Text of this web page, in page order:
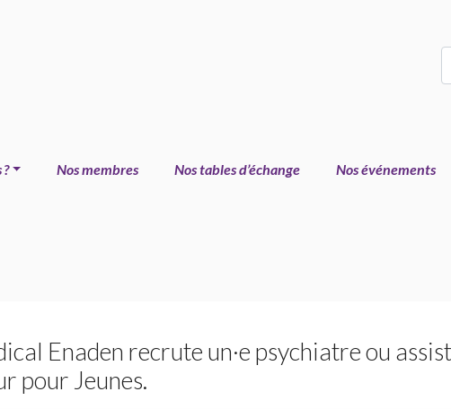
? Nos membres Nos tables d’échange Nos événements
Enaden recrute un·e psychiatre ou
pour Jeunes.